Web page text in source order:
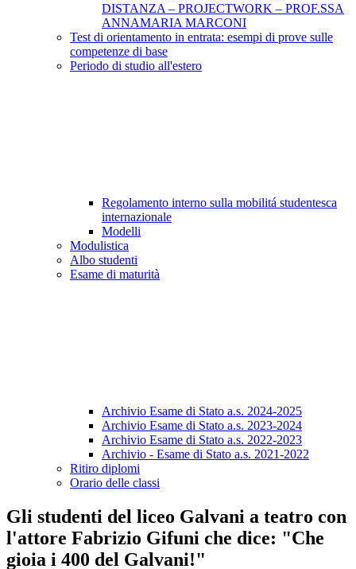
DISTANZA – PROJECTWORK – PROF.SSA
ANNAMARIA MARCONI
Test di orientamento in entrata: esempi di prove sulle
competenze di base
Periodo di studio all'estero
Regolamento interno sulla mobilitá studentesca
internazionale
Modelli
Modulistica
Albo studenti
Esame di maturità
Archivio Esame di Stato a.s. 2024-2025
Archivio Esame di Stato a.s. 2023-2024
Archivio Esame di Stato a.s. 2022-2023
Archivio - Esame di Stato a.s. 2021-2022
Ritiro diplomi
Orario delle classi
Gli studenti del liceo Galvani a teatro con
l'attore Fabrizio Gifuni che dice: "Che
gioia i 400 del Galvani!"